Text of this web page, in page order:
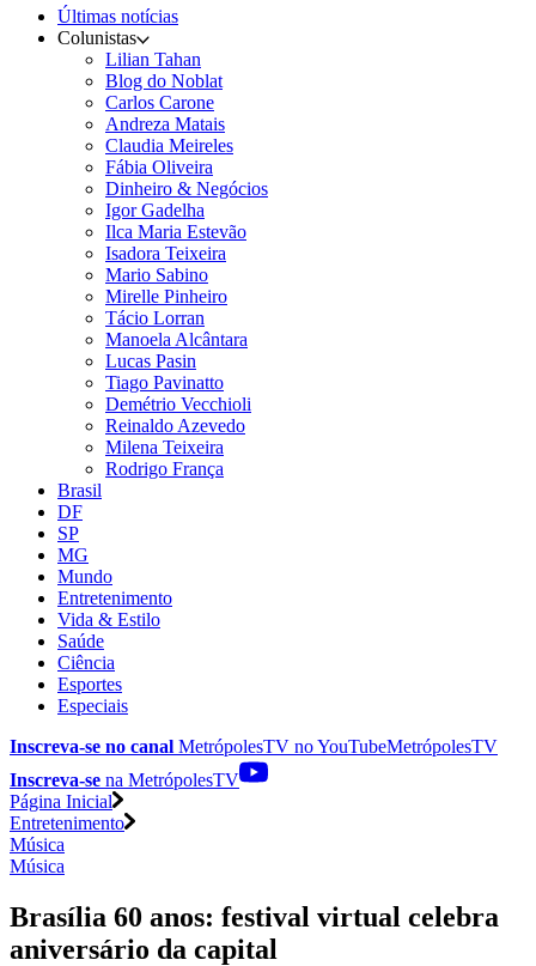
Últimas notícias
Colunistas
Lilian Tahan
Blog do Noblat
Carlos Carone
Andreza Matais
Claudia Meireles
Fábia Oliveira
Dinheiro & Negócios
Igor Gadelha
Ilca Maria Estevão
Isadora Teixeira
Mario Sabino
Mirelle Pinheiro
Tácio Lorran
Manoela Alcântara
Lucas Pasin
Tiago Pavinatto
Demétrio Vecchioli
Reinaldo Azevedo
Milena Teixeira
Rodrigo França
Brasil
DF
SP
MG
Mundo
Entretenimento
Vida & Estilo
Saúde
Ciência
Esportes
Especiais
Inscreva-se no canal MetrópolesTV noYouTubeMetrópolesTV
Inscreva-se na MetrópolesTV
Página Inicial
Entretenimento
Música
Música
Brasília 60 anos: festival virtual celebra
aniversário da capital